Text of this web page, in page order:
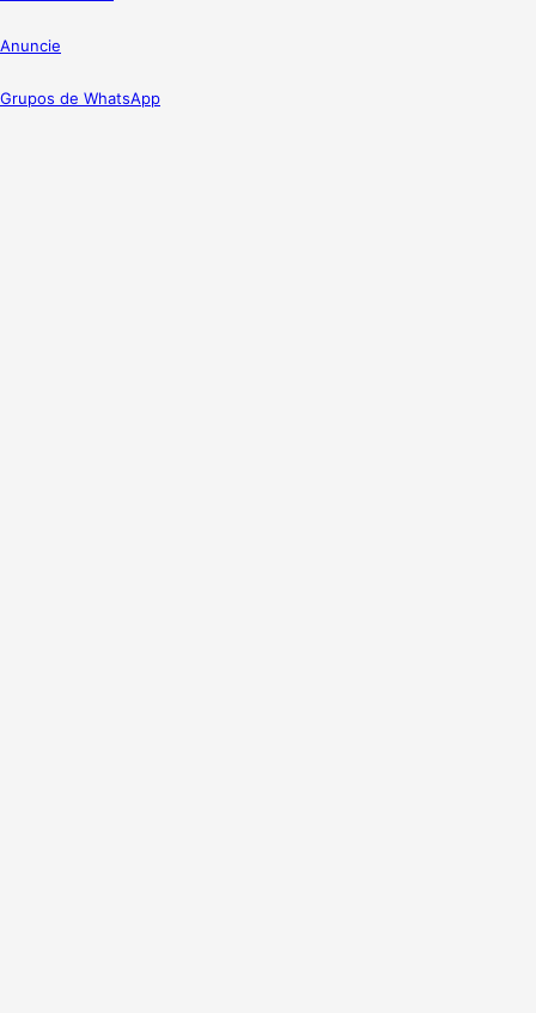
Anuncie
Grupos de WhatsApp